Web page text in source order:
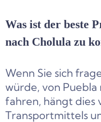
Was ist der beste
nach Cholula zu
Wenn Sie sich
würde, von Puebla
fahren, hängt dies
Transportmittels